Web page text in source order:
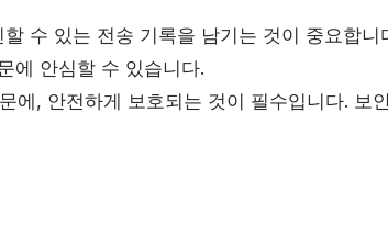
수 있는 전송 기록을 남기는 것이 중요합니
에 안심할 수 있습니다.
에, 안전하게 보호되는 것이 필수입니다. 보